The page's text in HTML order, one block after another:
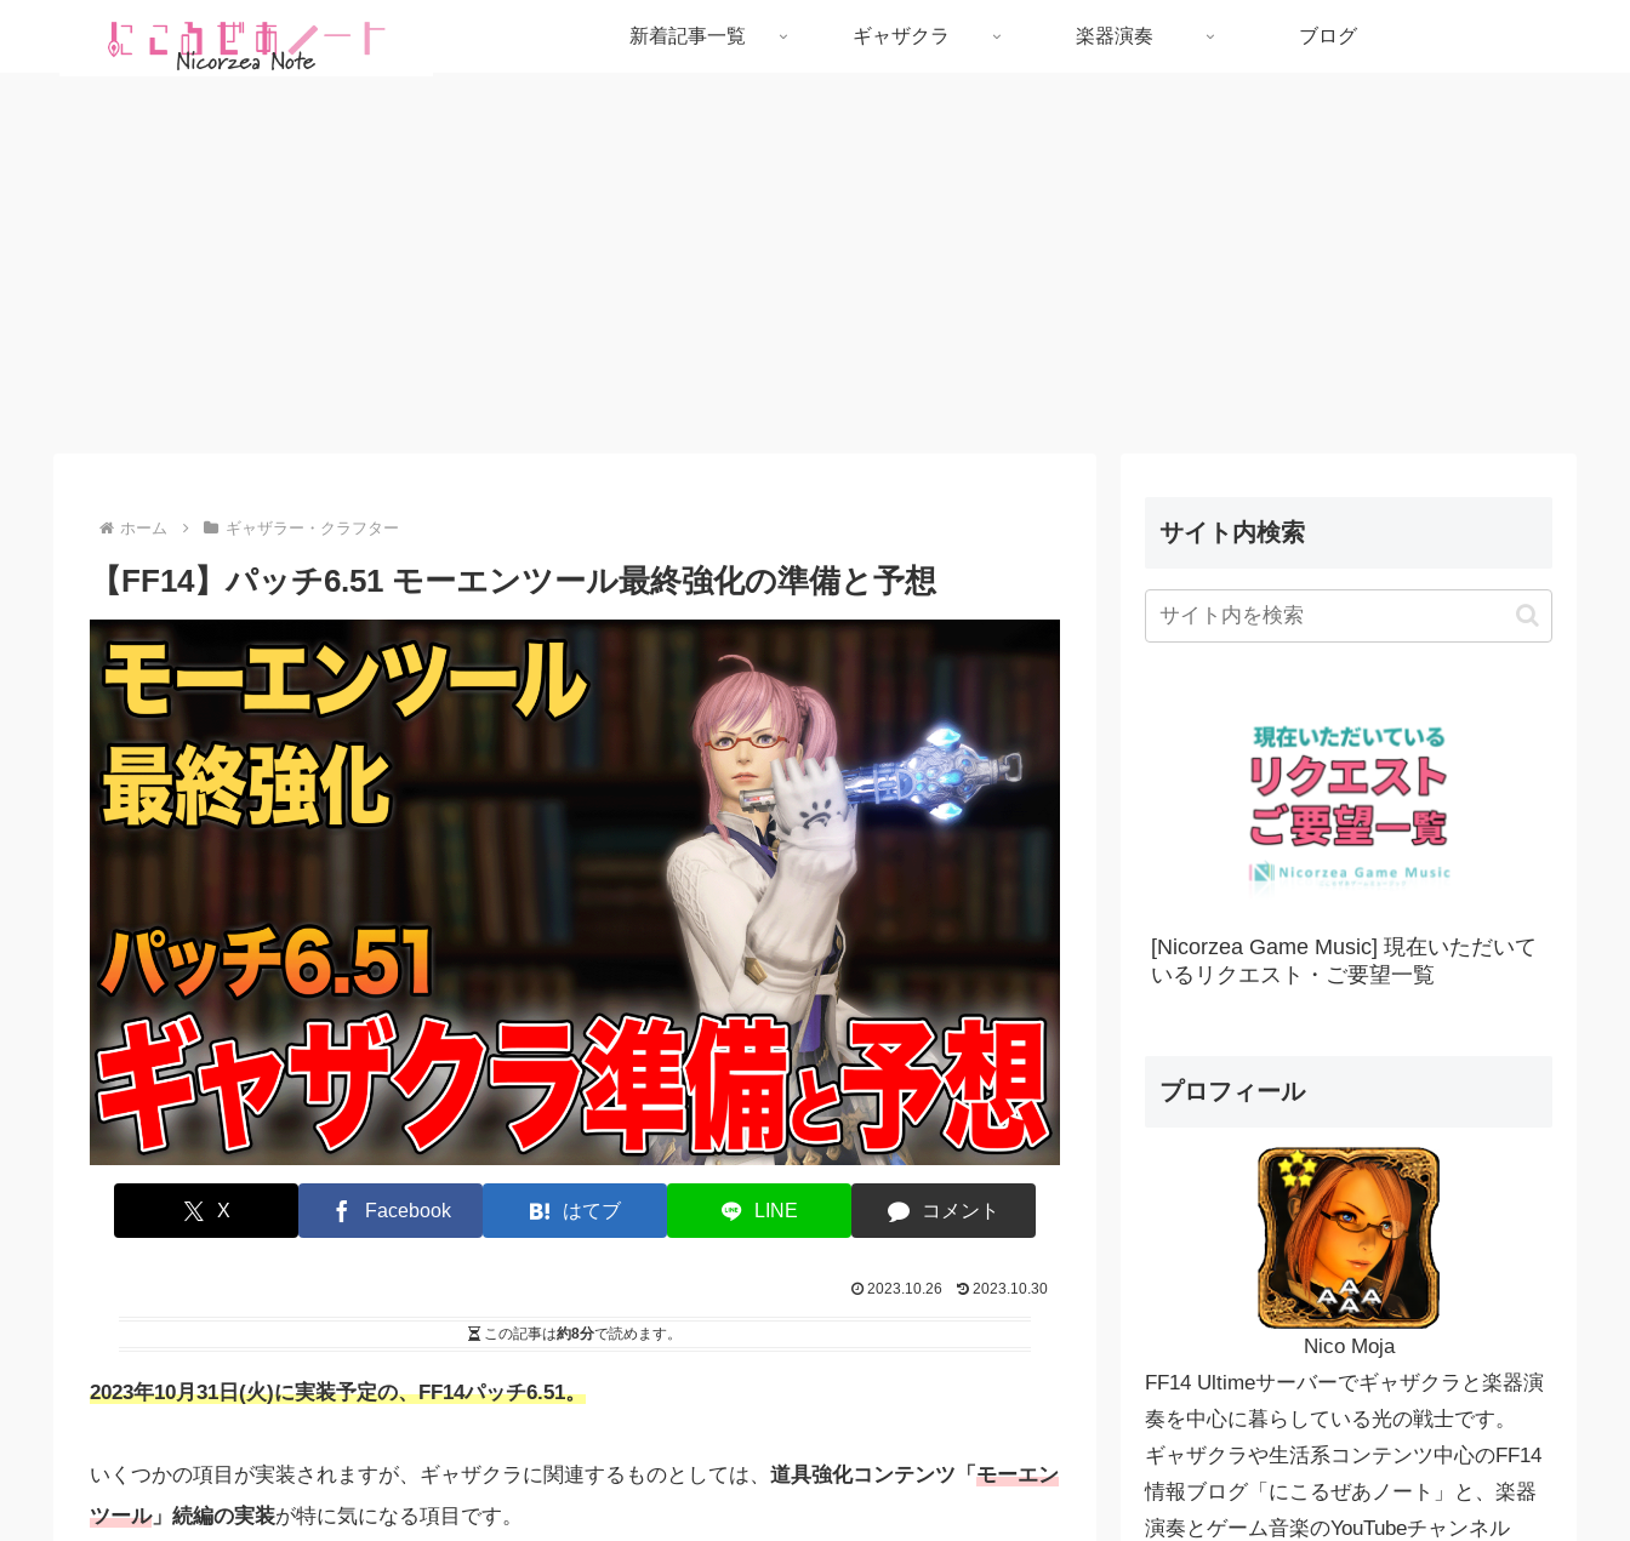
新着記事一覧 ギャザクラ 楽器演奏 ブログ
ホーム ギャザラー・クラフター
【FF14】パッチ6.51 モーエンツール最終強化の準備と予想
X Facebook はてブ LINE コメント
2023.10.26 2023.10.30
この記事は約8分で読めます。
2023年10月31日(火)に実装予定の、FF14パッチ6.51。
いくつかの項目が実装されますが、ギャザクラに関連するものとしては、 道具強化コンテンツ「 モーエン
ツール」続編の実装が特に気になる項目です。
サイト内検索
[Nicorzea Game Music] 現在いただいて
いるリクエスト・ご要望一覧
プロフィール
Nico Moja
FF14 Ultimeサーバーでギャザクラと楽器演
奏を中心に暮らしている光の戦士です。
ギャザクラや生活系コンテンツ中心のFF14
情報ブログ「にこるぜあノート」と、楽器
演奏とゲーム音楽のYouTubeチャンネル